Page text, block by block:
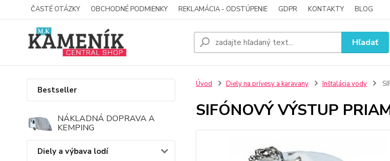
ČASTÉ OTÁZKY OBCHODNÉ PODMIENKY REKLAMÁCIA - ODSTÚPENIE GDPR KONTAKTY BLOG
Hľadať
Bestseller
NÁKLADNÁ DOPRAVA A
KEMPING
Diely a výbava lodí
Úvod Diely na prívesy a karavany Inštalácia vody
SIFÓNOVÝ VÝSTUP